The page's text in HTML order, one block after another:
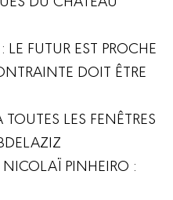
FUTUR EST PROCHE
DOIT ÊTRE
LES FENÊTRES
PINHEIRO :